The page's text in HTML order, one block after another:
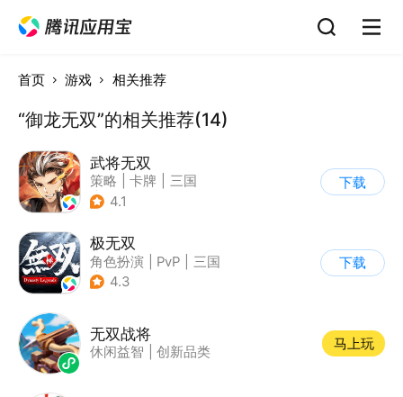
首页 游戏 相关推荐
“御龙无双”的相关推荐(14)
武将无双
策略 卡牌
三国
| 中国风
4.1
下载
极无双
角色扮演 PvP
三国
| 写实
4.3
下载
无双战将
休闲益智 创新品类
马上玩